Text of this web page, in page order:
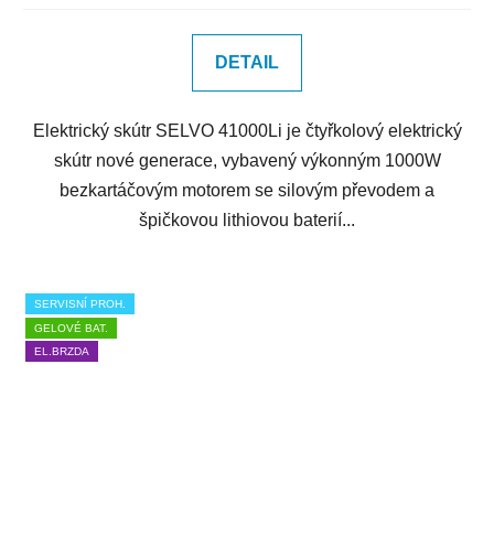
DETAIL
Elektrický skútr SELVO 41000Li je čtyřkolový elektrický
skútr nové generace, vybavený výkonným 1000W
bezkartáčovým motorem se silovým převodem a
špičkovou lithiovou baterií...
SERVISNÍ PROH.
GELOVÉ BAT.
EL.BRZDA